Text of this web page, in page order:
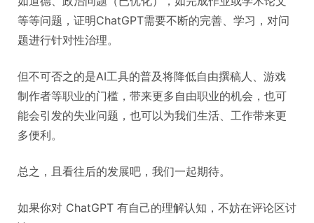
等等问题，证明ChatGPT需要不断的完善、学习，对问
题进行针对性治理。
但不可否之的是AI工具的普及将降低自由撰稿人、游戏
制作者等职业的门槛，带来更多自由职业的机会，也可
能会引发的失业问题，也可以为我们生活、工作带来更
多便利。
总之，且看往后的发展吧，我们一起期待。
如果你对 ChatGPT 有自己的理解认知，不妨在评论区讨